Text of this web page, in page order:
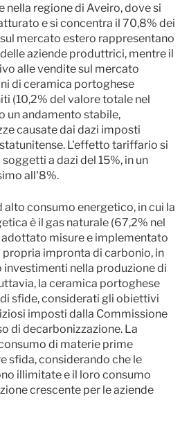
regione di Aveiro, dove si
e si concentra il 70,8% dei
mercato estero rappresentano
aziende produttrici, mentre il
alle vendite sul mercato
di ceramica portoghese
(10,2% del valore totale nel
un andamento stabile,
causate dai dazi imposti
L'effetto tariffario si
a dazi del 15%, in un
all'8%.
alto consumo energetico, in cui la
è il gas naturale (67,2% nel
misure e implementato
propria impronta di carbonio, in
nella produzione di
la ceramica portoghese
sfide, considerati gli obiettivi
imposti dalla Commissione
di decarbonizzazione. La
di materie prime
sfida, considerando che le
illimitate e il loro consumo
crescente per le aziende